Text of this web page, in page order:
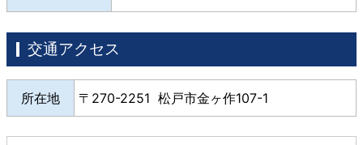
交通アクセス
所在地 270-2251 松戸市金ヶ作107-1